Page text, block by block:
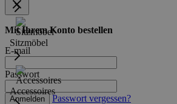
Sitzmöbel
Accessoires
Mit Ihrem Konto bestellen
E-mail
Passwort
Anmelden Passwort vergessen?